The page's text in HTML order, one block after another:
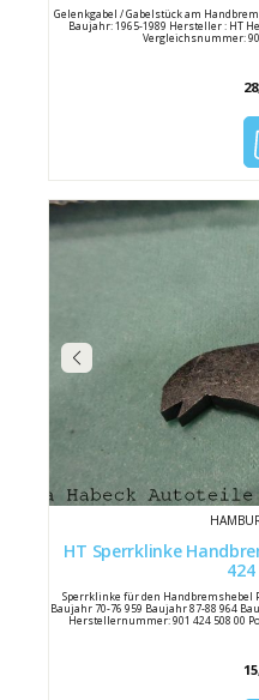
Gelenkgabel / Gabelstück am
Baujahr: 1965-1989 Hersteller : HT
Vergleichsnummer:
HT Sperrklinke
Sperrklinke für den Handbremshebel
Baujahr 70-76 959 Baujahr 87-88 964
Herstellernummer: 901 424 508 00